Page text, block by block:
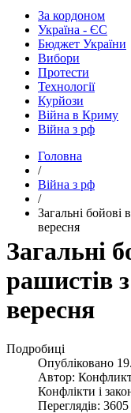
За кордоном
Україна - ЄС
Бюджет України
Вибори
Протести
Технології
Курйози
Війна в Криму
Війна з рф
Головна
/
Війна з рф
/
​Загальні бойові
вересня
​Загальні
рашистів
вересня
Подробиці
Опубліковано
Автор:
Конфлікти і
Переглядів: 3605